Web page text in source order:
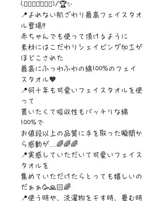
(๑⃙⃘◡̈๑⃙⃘)/🏆✨
📍よれない肌ざわり最高フェイスタオ
ル登場‼️
赤ちゃんでも使って頂けるように
素材にはこだわりシェイビング加工が
ほどこされた
最高にふっわふわの綿100%のフェイ
スタオル🧡
📍何十年も可愛いフェイスタオルを使
って
貰いたくて吸収性もバッチリな綿
100%で
お値段以上の品質に手を取った瞬間か
ら感動が…🌈🌈🌈
📍実感していただいて可愛いフェイス
タオルを
集めていただけたらとっても嬉しいの
だぁぁ🥳🙏🏻🌈
📍使う時や、洗濯物を干す時、畳む時